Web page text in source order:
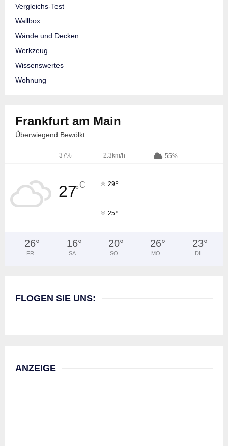
Vergleichs-Test
Wallbox
Wände und Decken
Werkzeug
Wissenswertes
Wohnung
Frankfurt am Main
Überwiegend Bewölkt
37% 2.3km/h 55%
27°C 29°
25°
26°
FR
16°
SA
20°
SO
26°
MO
23°
DI
FLOGEN SIE UNS:
ANZEIGE